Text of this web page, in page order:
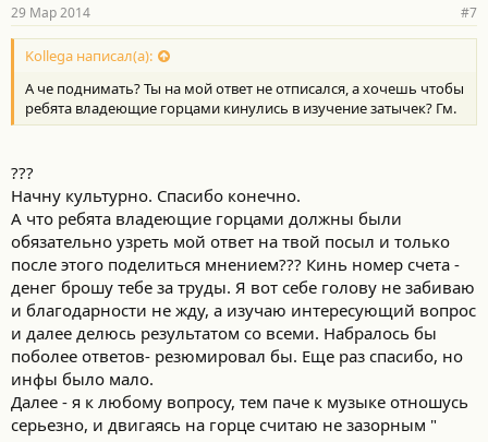
29 Мар 2014 #7
Kollega написал(а):
А че поднимать? Ты на мой ответ не отписался, а хочешь чтобы
ребята владеющие горцами кинулись в изучение затычек? Гм.
???
Начну культурно. Спасибо конечно.
А что ребята владеющие горцами должны были
обязательно узреть мой ответ на твой посыл и только
после этого поделиться мнением??? Кинь номер счета -
денег брошу тебе за труды. Я вот себе голову не забиваю
и благодарности не жду, а изучаю интересующий вопрос
и далее делюсь результатом со всеми. Набралось бы
поболее ответов- резюмировал бы. Еще раз спасибо, но
инфы было мало.
Далее - я к любому вопросу, тем паче к музыке отношусь
серьезно, и двигаясь на горце считаю не зазорным "